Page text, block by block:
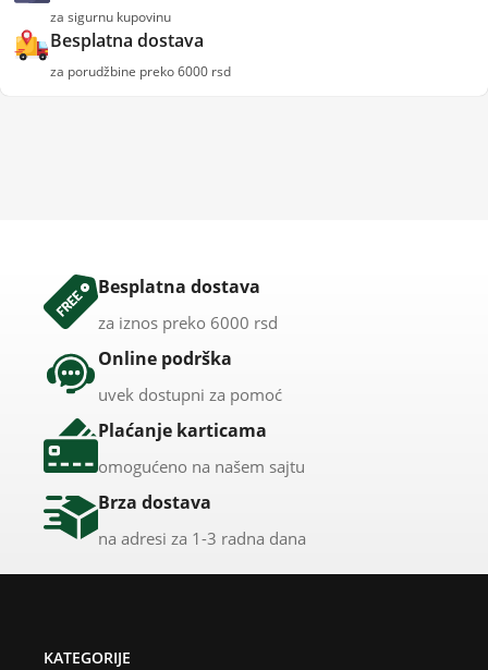
za sigurnu kupovinu
Besplatna dostava
za porudžbine preko 6000 rsd
Besplatna dostava
za iznos preko 6000 rsd
Online podrška
uvek dostupni za pomoć
Plaćanje karticama
omogućeno na našem sajtu
Brza dostava
na adresi za 1-3 radna dana
KATEGORIJE